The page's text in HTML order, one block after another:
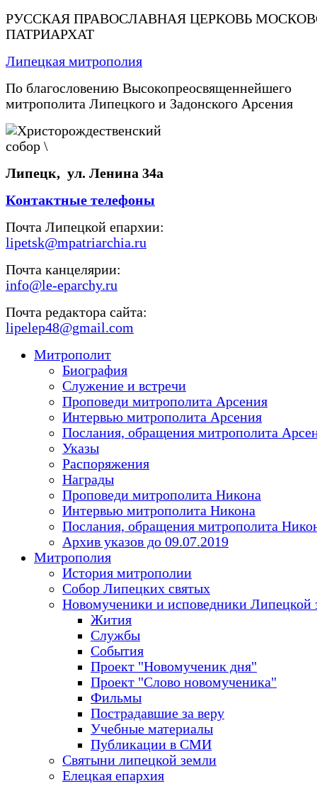
РУССКАЯ ПРАВОСЛАВНАЯ ЦЕРКОВЬ
ПАТРИАРХАТ
Липецкая митрополия
По благословению Высокопреосвященнейшего
митрополита Липецкого и Задонского Арсения
Липецк, ул. Ленина 34а
Контактные телефоны
Почта Липецкой епархии:
lipetsk@mpatriarchia.ru
Почта канцелярии:
info@le-eparchy.ru
Почта редактора сайта:
lipelep48@gmail.com
Митрополит
Биография
Служение и встречи
Проповеди митрополита Арсения
Интервью митрополита Арсения
Послания, обращения митрополита
Указы
Распоряжения
Награды
Проповеди митрополита Никона
Интервью митрополита Никона
Послания, обращения митрополита
Архив указов до 09.07.2019
Митрополия
История митрополии
Собор Липецких святых
Новомученики и исповедники Липецкой
Жития
Службы
События
Проект "Новомученик дня"
Проект "Слово новомученика"
Фильмы
Пострадавшие за веру
Учебные материалы
Публикации в СМИ
Святыни липецкой земли
Елецкая епархия